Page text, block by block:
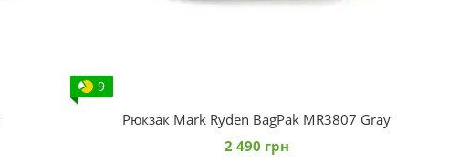
9
Рюкзак Mark Ryden BagPak MR3807 Gray
2 490 грн